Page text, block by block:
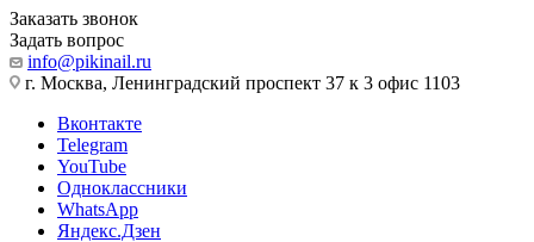
Заказать звонок
Задать вопрос
info@pikinail.ru
г. Москва, Ленинградский проспект 37 к 3 офис 1103
Вконтакте
Telegram
YouTube
Одноклассники
WhatsApp
Яндекс.Дзен